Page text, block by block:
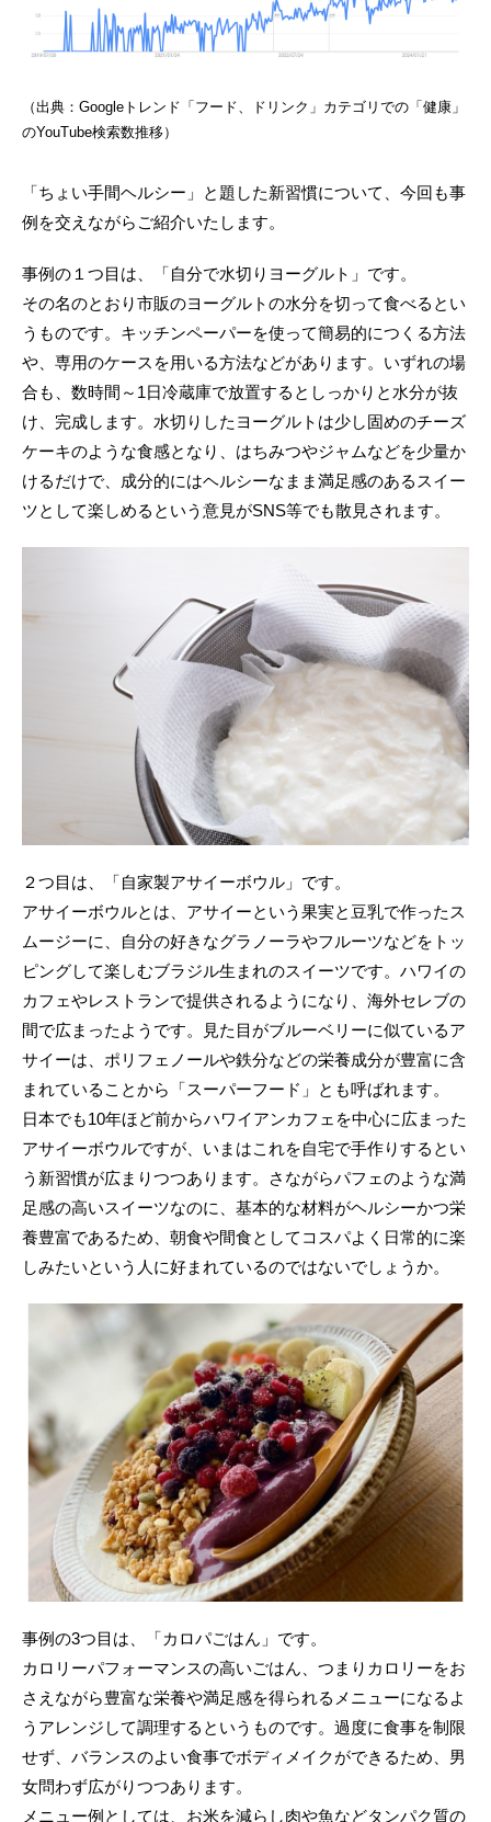
（出典：Googleトレンド「フード、ドリンク」カテゴリでの「健康」
のYouTube検索数推移）
「ちょい手間ヘルシー」と題した新習慣について、今回も事
例を交えながらご紹介いたします。
事例の１つ目は、「自分で水切りヨーグルト」です。
その名のとおり市販のヨーグルトの水分を切って食べるとい
うものです。キッチンペーパーを使って簡易的につくる方法
や、専用のケースを用いる方法などがあります。いずれの場
合も、数時間～1日冷蔵庫で放置するとしっかりと水分が抜
け、完成します。水切りしたヨーグルトは少し固めのチーズ
ケーキのような食感となり、はちみつやジャムなどを少量か
けるだけで、成分的にはヘルシーなまま満足感のあるスイー
ツとして楽しめるという意見がSNS等でも散見されます。
２つ目は、「自家製アサイーボウル」です。
アサイーボウルとは、アサイーという果実と豆乳で作ったス
ムージーに、自分の好きなグラノーラやフルーツなどをトッ
ピングして楽しむブラジル生まれのスイーツです。ハワイの
カフェやレストランで提供されるようになり、海外セレブの
間で広まったようです。見た目がブルーベリーに似ているア
サイーは、ポリフェノールや鉄分などの栄養成分が豊富に含
まれていることから「スーパーフード」とも呼ばれます。
日本でも10年ほど前からハワイアンカフェを中心に広まった
アサイーボウルですが、いまはこれを自宅で手作りするとい
う新習慣が広まりつつあります。さながらパフェのような満
足感の高いスイーツなのに、基本的な材料がヘルシーかつ栄
養豊富であるため、朝食や間食としてコスパよく日常的に楽
しみたいという人に好まれているのではないでしょうか。
事例の3つ目は、「カロパごはん」です。
カロリーパフォーマンスの高いごはん、つまりカロリーをお
さえながら豊富な栄養や満足感を得られるメニューになるよ
うアレンジして調理するというものです。過度に食事を制限
せず、バランスのよい食事でボディメイクができるため、男
女問わず広がりつつあります。
メニュー例としては、お米を減らし肉や魚などタンパク質の